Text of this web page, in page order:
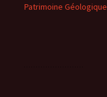
Patrimoine Géologique